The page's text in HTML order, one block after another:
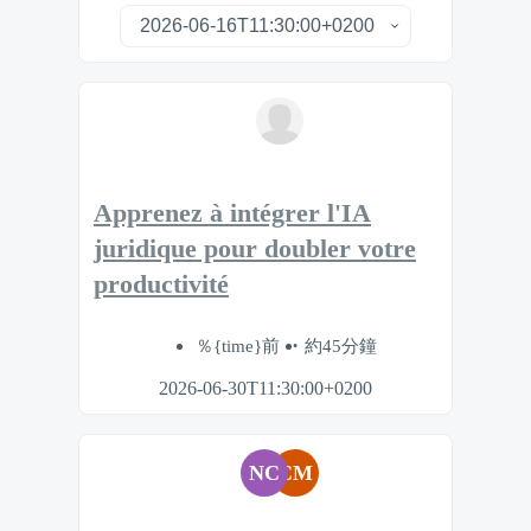
Apprenez à intégrer l'IA
juridique pour doubler votre
productivité
％{time}前 約45分鐘
2026-06-30T11:30:00+0200
NCCM